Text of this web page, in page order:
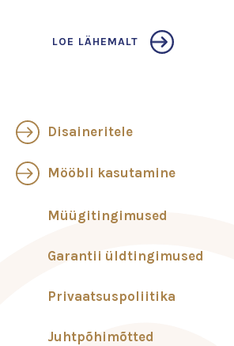
LOE LÄHEMALT
Disaineritele
Mööbli kasutamine
Müügitingimused
Garantii üldtingimused
Privaatsuspoliitika
Juhtpõhimõtted